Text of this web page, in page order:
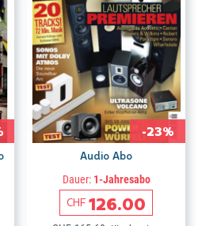
-23%
Audio Abo
Dauer:1-Jahresabo
CHF 126.00